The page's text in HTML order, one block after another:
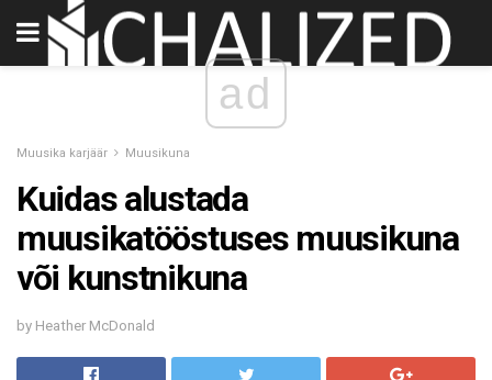
ad
Muusika karjäär Muusikuna
Kuidas alustada
muusikatööstuses muusikuna
või kunstnikuna
by Heather McDonald